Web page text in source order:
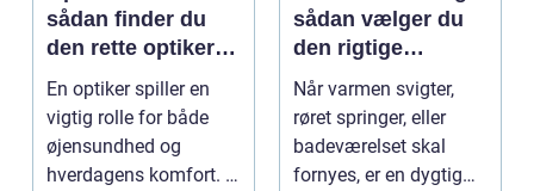
sådan finder du
den rette optiker i
byen
En optiker spiller en
vigtig rolle for både
øjensundhed og
hverdagens komfort. I
sådan vælger du
den rigtige
installatør
Når varmen svigter,
røret springer, eller
badeværelset skal
fornyes, er en dygtig